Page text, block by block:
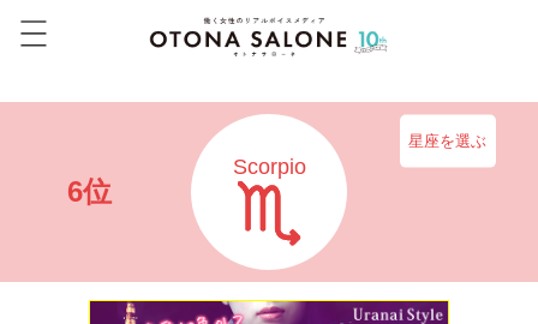
6位
Scorpio
星座を選ぶ